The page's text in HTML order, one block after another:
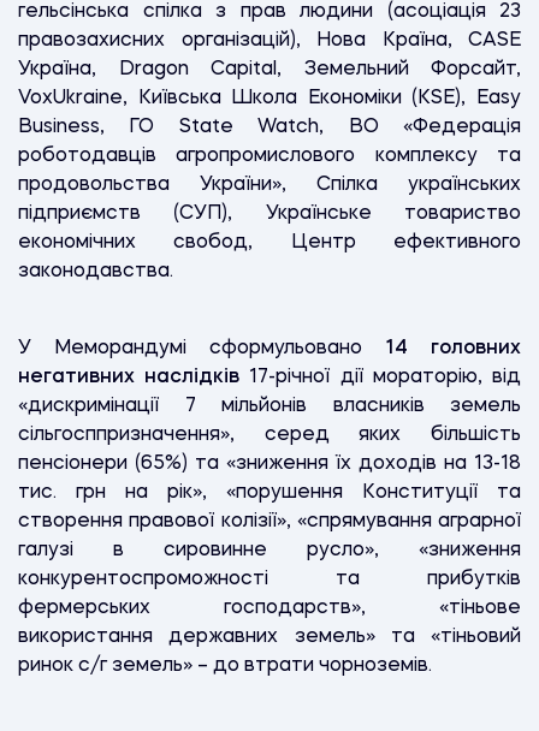
гельсінська спілка з прав людини (асоціація 23
правозахисних організацій), Нова Країна, CASE
Україна, Dragon Capital, Земельний Форсайт,
VoxUkraine, Київська Школа Економіки (KSE), Easy
Business, ГО State Watch, ВО «Федерація
роботодавців агропромислового комплексу та
продовольства України», Спілка українських
підприємств (СУП), Українське товариство
економічних свобод, Центр ефективного
законодавства.
У Меморандумі сформульовано 14 головних
негативних наслідків 17-річної дії мораторію, від
«дискримінації 7 мільйонів власників земель
сільгосппризначення», серед яких більшість
пенсіонери (65%) та «зниження їх доходів на 13-18
тис. грн на рік», «порушення Конституції та
створення правової колізії», «спрямування аграрної
галузі в сировинне русло», «зниження
конкурентоспроможності та прибутків
фермерських господарств», «тіньове
використання державних земель» та «тіньовий
ринок с/г земель» – до втрати чорноземів.